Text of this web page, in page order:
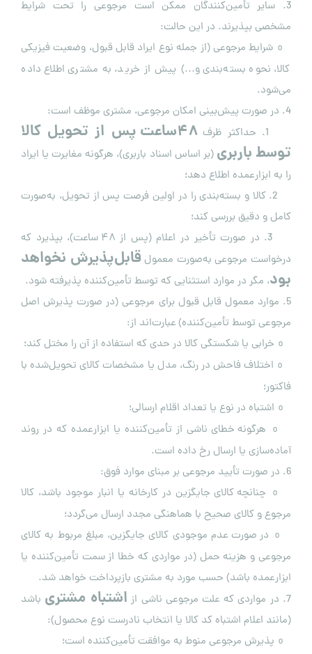
3. سایر تأمین‌کنندگان ممکن است مرجوعی را تحت شرایط
مشخصی بپذیرند. در این حالت:
o
شرایط مرجوعی (از جمله نوع ایراد قابل قبول، وضعیت فیزیکی
کالا، نحوه بسته‌بندی و…) پیش از خرید، به مشتری اطلاع داده
می‌شود.
4. در صورت پیش‌بینی امکان مرجوعی، مشتری موظف است:
۴۸ساعت پس از تحویل کالا
توسط باربری (بر اساس اسناد باربری)، هرگونه مغایرت یا ایراد
را به ابزارعمده اطلاع دهد؛
2. کالا و بسته‌بندی را در اولین فرصت پس از تحویل، به‌صورت
کامل و دقیق بررسی کند؛
3. در صورت تأخیر در اعلام (پس از ۴۸ ساعت)، بپذیرد که
درخواست مرجوعی به‌صورت معمول قابل‌پذیرش نخواهد
بود، مگر در موارد استثنایی که توسط تأمین‌کننده پذیرفته شود.
5. موارد معمول قابل قبول برای مرجوعی (در صورت پذیرش اصل
مرجوعی توسط تأمین‌کننده) عبارت‌اند از:
خرابی یا شکستگی کالا در حدی که استفاده از آن را مختل کند؛
اختلاف فاحش در رنگ، مدل یا مشخصات کالای تحویل‌شده با
فاکتور؛
اشتباه در نوع یا تعداد اقلام ارسالی؛
هرگونه خطای ناشی از تأمین‌کننده یا ابزارعمده که در روند
آماده‌سازی یا ارسال رخ داده است.
6. در صورت تأیید مرجوعی بر مبنای موارد فوق:
چنانچه کالای جایگزین در کارخانه یا انبار موجود باشد، کالا
مرجوع و کالای صحیح با هماهنگی مجدد ارسال می‌گردد؛
o
در صورت عدم موجودی کالای جایگزین، مبلغ مربوط به کالای
مرجوعی و هزینه حمل (در مواردی که خطا از سمت تأمین‌کننده یا
ابزارعمده باشد) حسب مورد به مشتری بازپرداخت خواهد شد.
7. در مواردی که علت مرجوعی ناشی از
اشتباه مشتری باشد
(مانند اعلام اشتباه کد کالا یا انتخاب نادرست نوع محصول):
پذیرش مرجوعی منوط به موافقت تأمین‌کننده است؛